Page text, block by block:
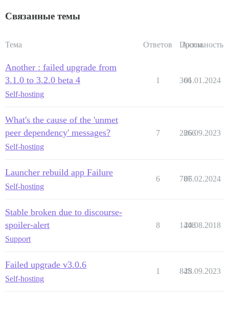
Связанные темы
Тема Ответов Просм.
Активность
Another : failed upgrade from
3.1.0 to 3.2.0 beta 4
Self-hosting
1 366
01.01.2024
What's the cause of the 'unmet
peer dependency' messages?
Self-hosting
7 2866
26.09.2023
Launcher rebuild app Failure
Self-hosting
6 787
06.02.2024
Stable broken due to discourse-
spoiler-alert
Support
8 1448
20.08.2018
Failed upgrade v3.0.6
Self-hosting
1 845
28.09.2023